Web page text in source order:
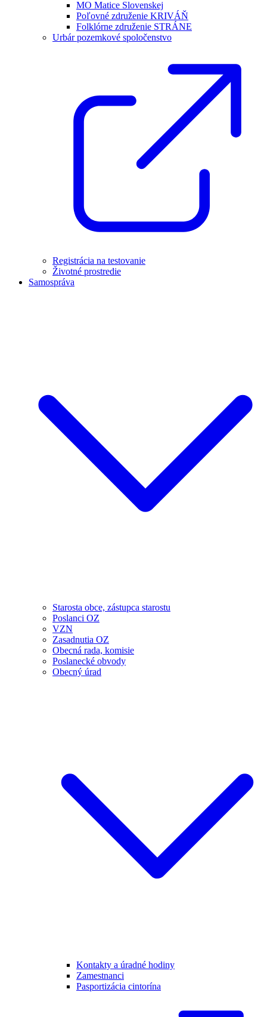
MO Matice Slovenskej
Poľovné združenie KRIVÁŇ
Folklórne združenie STRÁNE
Urbár pozemkové spoločenstvo
Registrácia na testovanie
Životné prostredie
Samospráva
Starosta obce, zástupca starostu
Poslanci OZ
VZN
Zasadnutia OZ
Obecná rada, komisie
Poslanecké obvody
Obecný úrad
Kontakty a úradné hodiny
Zamestnanci
Pasportizácia cintorína